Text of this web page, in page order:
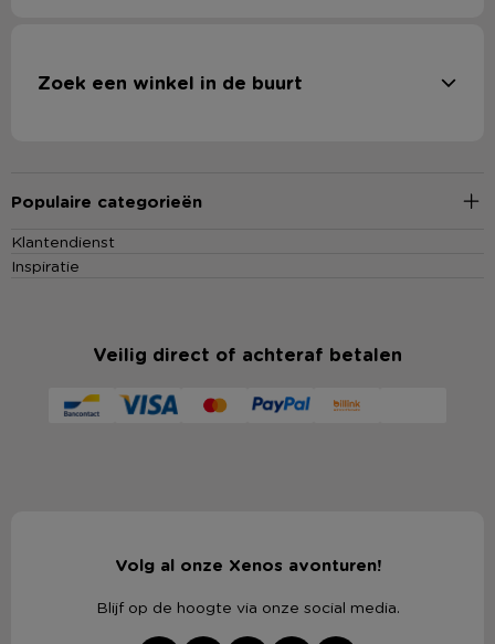
Zoek een winkel in de buurt
Populaire categorieën
Klantendienst
Inspiratie
Veilig direct of achteraf betalen
Volg al onze Xenos avonturen!
Blijf op de hoogte via onze social media.